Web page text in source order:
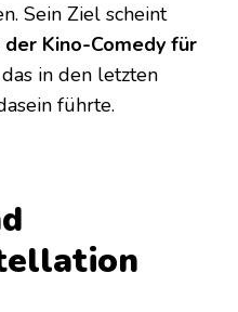
Sein Ziel scheint
Kino-Comedy für
in den letzten
führte.